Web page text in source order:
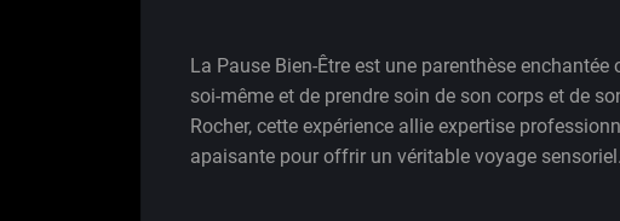
La Pause Bien-Être est une parenthèse enchantée
soi-même et de prendre soin de son corps et de
Rocher, cette expérience allie expertise
apaisante pour offrir un véritable voyage sensoriel.